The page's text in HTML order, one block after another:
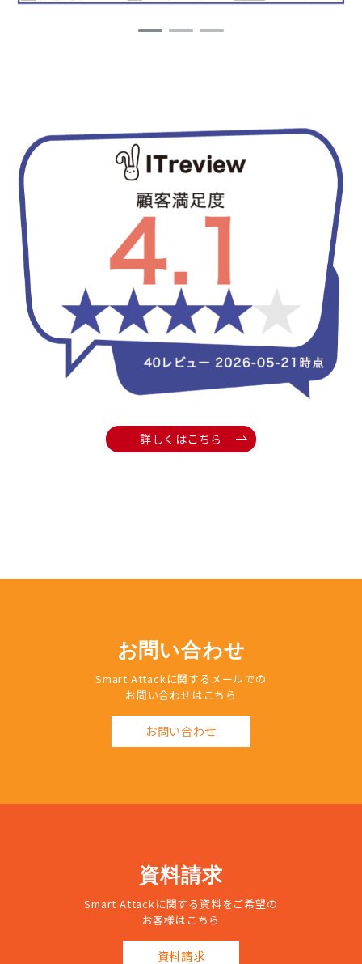
1 2
詳しくはこちら
お問い合わせ
Smart Attackに関するメールでの
お問い合わせはこちら
お問い合わせ
資料請求
Smart Attackに関する資料をご希望の
お客様はこちら
資料請求